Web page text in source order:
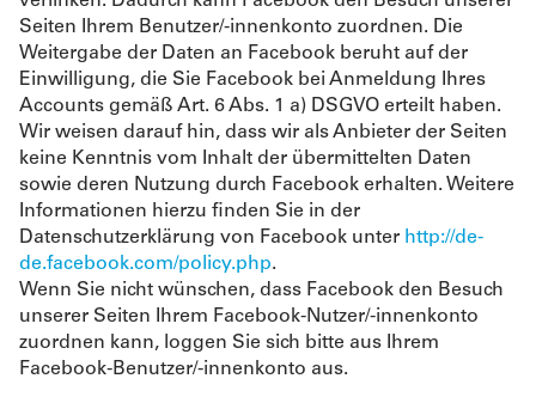
Seiten Ihrem Benutzer/-innenkonto zuordnen. Die
Weitergabe der Daten an Facebook beruht auf der
Einwilligung, die Sie Facebook bei Anmeldung Ihres
Accounts gemäß Art. 6 Abs. 1 a) DSGVO erteilt haben.
Wir weisen darauf hin, dass wir als Anbieter der Seiten
keine Kenntnis vom Inhalt der übermittelten Daten
sowie deren Nutzung durch Facebook erhalten. Weitere
Informationen hierzu finden Sie in der
Datenschutzerklärung von Facebook unter http://de-
de.facebook.com/policy.php.
Wenn Sie nicht wünschen, dass Facebook den Besuch
unserer Seiten Ihrem Facebook-Nutzer/-innenkonto
zuordnen kann, loggen Sie sich bitte aus Ihrem
Facebook-Benutzer/-innenkonto aus.